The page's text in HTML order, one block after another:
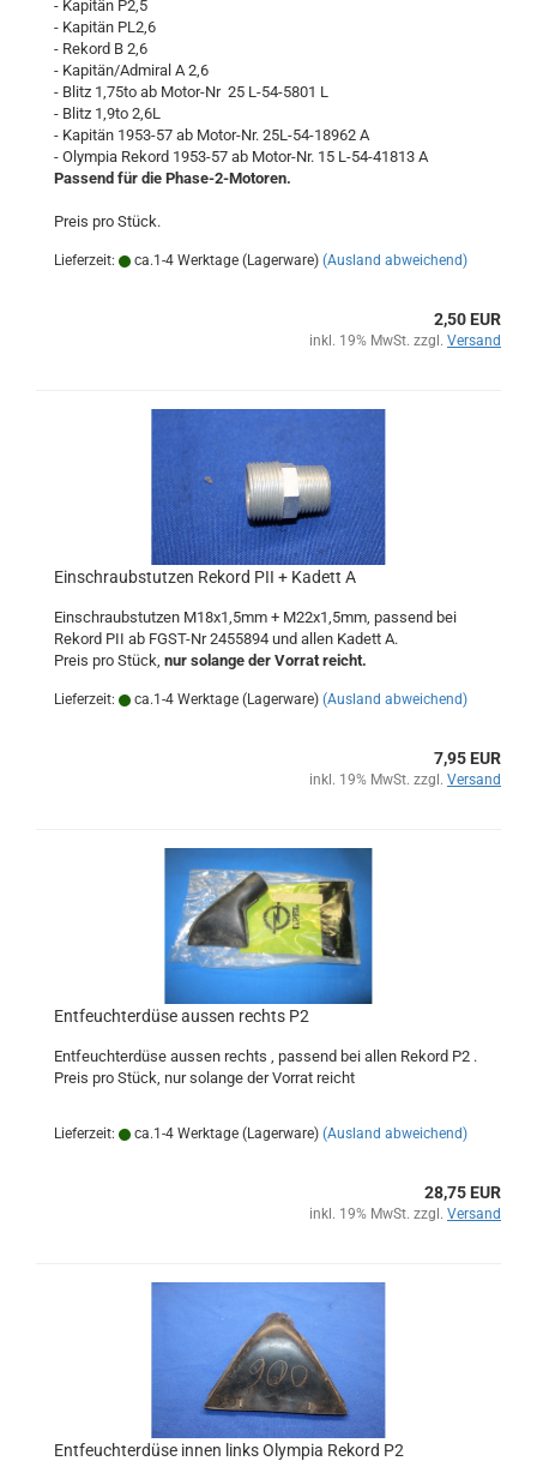
- Kapitän P2,5
- Kapitän PL2,6
- Rekord B 2,6
- Kapitän/Admiral A 2,6
- Blitz 1,75to ab Motor-Nr 25 L-54-5801 L
- Blitz 1,9to 2,6L
- Kapitän 1953-57 ab Motor-Nr. 25L-54-18962 A
- Olympia Rekord 1953-57 ab Motor-Nr. 15 L-54-41813 A
Passend für die Phase-2-Motoren.
Preis pro Stück.
Lieferzeit: ca.1-4 Werktage (Lagerware) (Ausland abweichend)
2,50 EUR
inkl. 19% MwSt. zzgl. Versand
Einschraubstutzen Rekord PII + Kadett A
Einschraubstutzen M18x1,5mm + M22x1,5mm, passend bei
Rekord PII ab FGST-Nr 2455894 und allen Kadett A.
Preis pro Stück, nur solange der Vorrat reicht.
Lieferzeit: ca.1-4 Werktage (Lagerware) (Ausland abweichend)
7,95 EUR
inkl. 19% MwSt. zzgl. Versand
Entfeuchterdüse aussen rechts P2
Entfeuchterdüse aussen rechts , passend bei allen Rekord P2 .
Preis pro Stück, nur solange der Vorrat reicht
Lieferzeit: ca.1-4 Werktage (Lagerware) (Ausland abweichend)
28,75 EUR
inkl. 19% MwSt. zzgl. Versand
Entfeuchterdüse innen links Olympia Rekord P2